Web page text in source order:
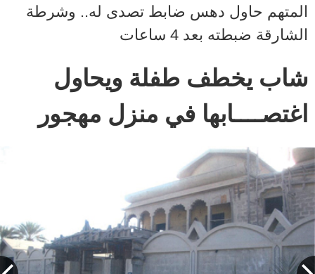
المتهم حاول دهس ضابط تصدى له.. وشرطة
الشارقة ضبطته بعد 4 ساعات
شاب يخطف طفلة ويحاول
اغتصــــابها في منزل مهجور